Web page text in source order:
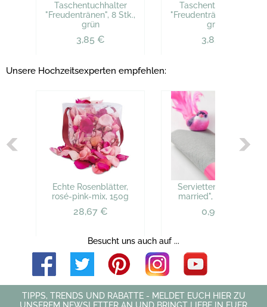
Taschentuchhalter
"Freudentränen", 8 Stk.,
grün
3,85 €
Taschentuchhalter
"Freudentränen", 8 Stk.,
grün
3,85 €
Unsere Hochzeitsexperten empfehlen:
Echte Rosenblätter,
rosé-pink-mix, 150g
28,67 €
Serviettenring "Just
married", pink, 6 St.
0,99 €
Besucht uns auch auf ...
TIPPS, TRENDS UND RABATTE - MELDET EUCH HIER ZU